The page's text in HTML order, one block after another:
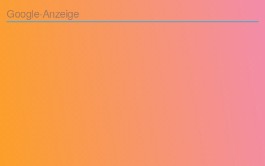
Google-Anzeige